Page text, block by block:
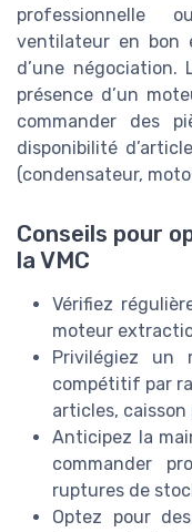
professionnelle
ventilateur en bon
d’une
présence d’un
commander des
disponibilité
(condensateur,
Conseils pour
la VMC
Vérifiez
moteur
Privilégiez un
compétitif par
articles, caisson
Anticipez la
commander
ruptures de
Optez pour